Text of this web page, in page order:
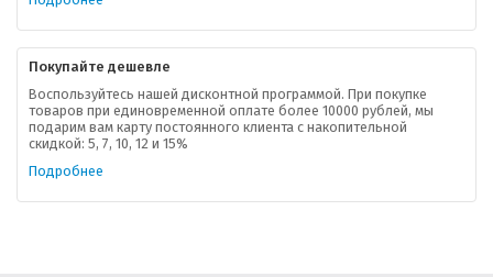
Покупайте дешевле
Воспользуйтесь нашей дисконтной программой. При покупке
товаров при единовременной оплате более 10000 рублей, мы
подарим вам карту постоянного клиента с накопительной
скидкой: 5, 7, 10, 12 и 15%
Подробнее
Контактная информация
В помощь покупателю
Форма обратной связи